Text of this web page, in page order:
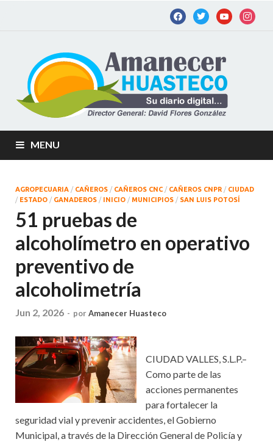
MENU
AGROPECUARIA / CAÑEROS / CAÑEROS CNC / CAÑEROS CNPR / CIUDAD
/ ESTADO / GANADEROS / INICIO / MUNICIPIOS / SAN LUIS POTOSÍ
51 pruebas de
alcoholímetro en operativo
preventivo de
alcoholimetría
Jun 2, 2026 - por Amanecer Huasteco
CIUDAD VALLES, S.L.P.–
Como parte de las
acciones permanentes
para fortalecer la
seguridad vial y prevenir accidentes, el Gobierno
Municipal, a través de la Dirección General de Policía y